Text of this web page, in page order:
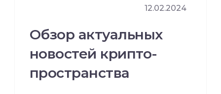
12.02.2024
Обзор актуальных
новостей крипто-
пространства